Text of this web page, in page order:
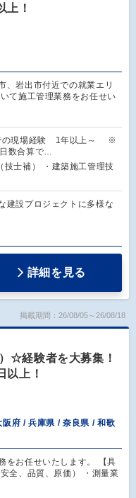
上！
、岩出市付近での就業エリ
て施工管理業務をお任せい
の現場経験 1年以上～ ※
数合算で…
技士補） ・建築施工管理技
建設プロジェクトに多様な
詳細を見る
掲載期間：26/08/05～26/08/18
☆経験者を大募集！
上！
府 / 兵庫県 / 奈良県 / 和歌
をお任せいたします。 【具
全、品質、原価） ・測量業